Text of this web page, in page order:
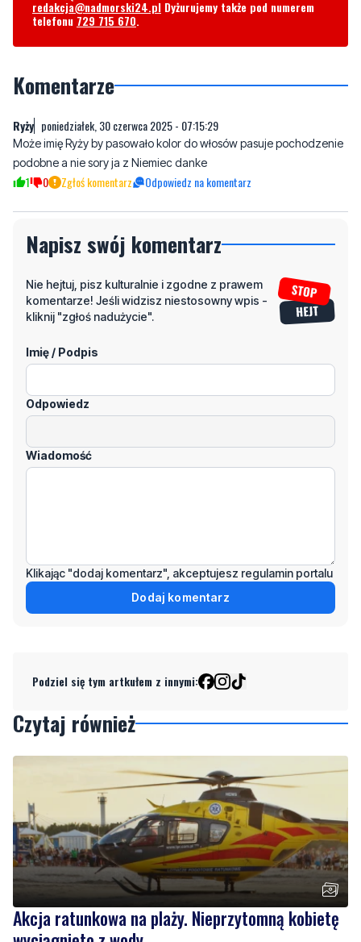
Komentarze
Może imię Ryży by pasowało kolor do włosów pasuje pochodzenie
1 0 Zgłoś komentarz Odpowiedz na komentarz
Napisz swój komentarz
komentarze! Jeśli widzisz niestosowny wpis -
kliknij "zgłoś nadużycie".
Imię / Podpis
Odpowiedz
Wiadomość
Akcja ratunkowa na plaży. Nieprzytomną kobietę
wyciągnięto z wody